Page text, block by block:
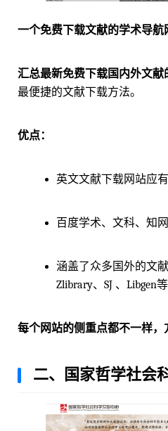
一个免费下载文献的学术导航
汇总最新免费下载国内外文献
最便捷的文献下载方法。
优点：
英文文献下载网站应
百度学术、文科、知
涵盖了众多国外的文献
Zlibrary、SJ 、Libgen等
每个网站的侧重点都不一样，
二、国家哲学社会